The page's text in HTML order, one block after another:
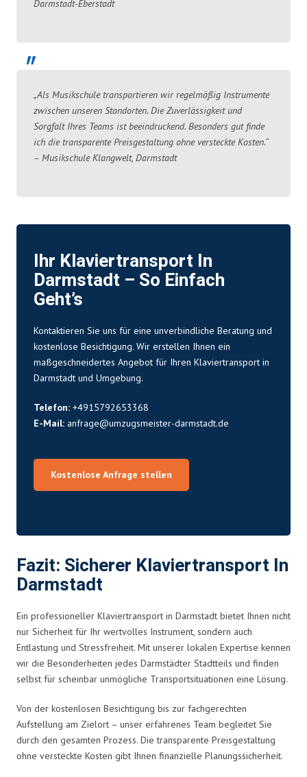
Darmstadt-Eberstadt
„Als Musikschule transportieren wir regelmäßig Instrumente
zwischen unseren Standorten. Die Zuverlässigkeit und
Sorgfalt Ihres Teams ist beeindruckend. Besonders gut finde
ich die transparente Preisgestaltung ohne versteckte Kosten.“
– Musikschule Klangwelt, Darmstadt
Ihr Klaviertransport In
Darmstadt – So Einfach
Geht’s
Kontaktieren Sie uns für eine unverbindliche Beratung und
kostenlose Besichtigung. Wir erstellen Ihnen ein
maßgeschneidertes Angebot für Ihren Klaviertransport in
Darmstadt und Umgebung.
Telefon: +4915792653368
E-Mail: anfrage@umzugsmeister-darmstadt.de
Kostenlose Anfrage stellen
Fazit: Sicherer Klaviertransport In
Darmstadt
Ein professioneller Klaviertransport in Darmstadt bietet Ihnen nicht
nur Sicherheit für Ihr wertvolles Instrument, sondern auch
Entlastung und Stressfreiheit. Mit unserer lokalen Expertise kennen
wir die Besonderheiten jedes Darmstädter Stadtteils und finden
selbst für scheinbar unmögliche Transportsituationen eine Lösung.
Von der kostenlosen Besichtigung bis zur fachgerechten
Aufstellung am Zielort – unser erfahrenes Team begleitet Sie
durch den gesamten Prozess. Die transparente Preisgestaltung
ohne versteckte Kosten gibt Ihnen finanzielle Planungssicherheit.